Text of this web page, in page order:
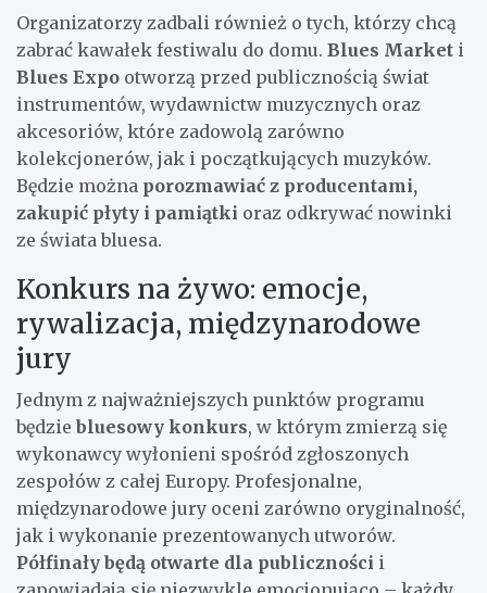
Organizatorzy zadbali również o tych, którzy chcą
zabrać kawałek festiwalu do domu. Blues Market i
Blues Expo otworzą przed publicznością świat
instrumentów, wydawnictw muzycznych oraz
akcesoriów, które zadowolą zarówno
kolekcjonerów, jak i początkujących muzyków.
Będzie można porozmawiać z producentami,
zakupić płyty i pamiątki oraz odkrywać nowinki
ze świata bluesa.
Konkurs na żywo: emocje,
rywalizacja, międzynarodowe
jury
Jednym z najważniejszych punktów programu
będzie bluesowy konkurs, w którym zmierzą się
wykonawcy wyłonieni spośród zgłoszonych
zespołów z całej Europy. Profesjonalne,
międzynarodowe jury oceni zarówno oryginalność,
jak i wykonanie prezentowanych utworów.
Półfinały będą otwarte dla publiczności i